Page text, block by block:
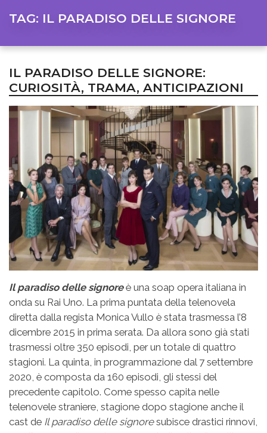
TAG: IL PARADISO DELLE SIGNORE
IL PARADISO DELLE SIGNORE:
CURIOSITÀ, TRAMA, ANTICIPAZIONI
Il paradiso delle signoreè una soap opera italiana in
onda su Rai Uno. La prima puntata della telenovela
diretta dalla regista Monica Vullo è stata trasmessa l’8
dicembre 2015 in prima serata. Da allora sono già stati
trasmessi oltre 350 episodi, per un totale di quattro
stagioni. La quinta, in programmazione dal 7 settembre
2020, è composta da 160 episodi, gli stessi del
precedente capitolo. Come spesso capita nelle
telenovele straniere, stagione dopo stagione anche il
cast de Il paradiso delle signoresubisce drastici rinnovi,